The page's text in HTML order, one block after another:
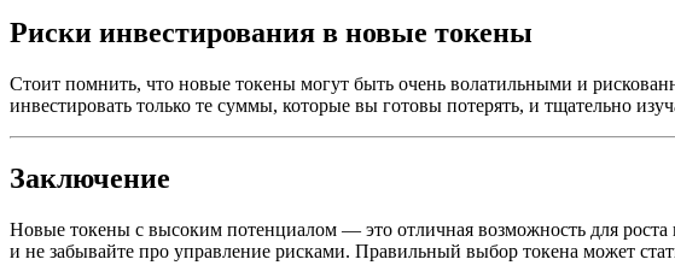
Риски инвестирования в новые токены
Стоит помнить, что новые токены могут быть очень волатильными и
инвестировать только те суммы, которые вы готовы потерять, и тщательно
Заключение
Новые токены с высоким потенциалом — это отличная возможность для роста
и не забывайте про управление рисками. Правильный выбор токена может